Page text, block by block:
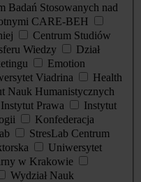
Badań Stosowanych nad
CARE-BEH
Centrum Studiów
Wiedzy
Dział
Emotion
Viadrina
Health
Nauk Humanistycznych
Instytut Prawa
Instytut
Konfederacja
StresLab Centrum
Uniwersytet
w Krakowie
Wydział Nauk